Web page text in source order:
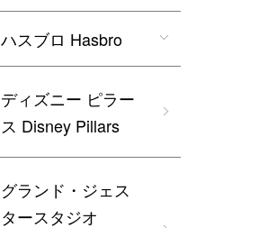
ハスブロ Hasbro
ディズニー ピラー
ス Disney Pillars
グランド・ジェス
タースタジオ